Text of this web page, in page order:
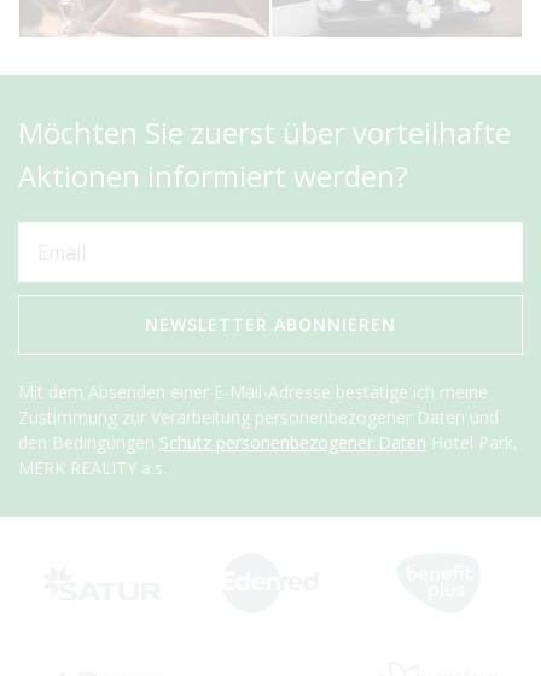
Möchten Sie zuerst über vorteilhafte
Aktionen informiert werden?
NEWSLETTER ABONNIEREN
Mit dem Absenden einer E-Mail-Adresse bestätige ich meine
Zustimmung zur Verarbeitung personenbezogener Daten und
den Bedingungen Schutz personenbezogener Daten Hotel Park,
MERK REALITY a.s.